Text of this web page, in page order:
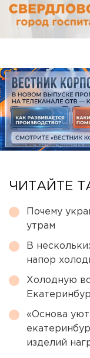
ЧИТАЙТЕ
Почему
утрам
В
напор
Холодную
«Основа
изделий